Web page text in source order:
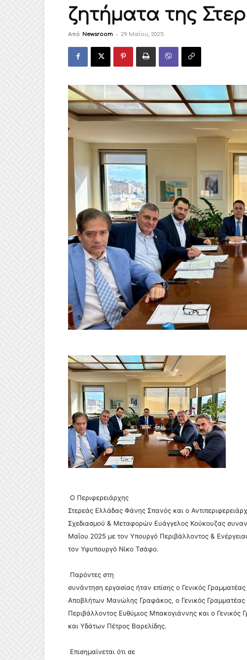
ζητήματα της
Από Newsroom - 29 Μαΐου, 2025
Ο Περιφερειάρχης
Στερεάς Ελλάδας Φάνης Σπανός και ο
Σχεδιασμού & Μεταφορών Ευάγγελος Κούκουζας
Μαΐου 2025 με τον Υπουργό Περιβάλλοντος &
τον Υφυπουργό Νίκο Τσάφο.
Παρόντες στη
συνάντηση εργασίας ήταν επίσης ο Γενικός Γραμματέας
Αποβλήτων Μανώλης Γραφάκος, ο Γενικός Γραμματέας
Περιβάλλοντος Ευθύμιος Μπακογιάννης και ο Γενικός
και Υδάτων Πέτρος Βαρελίδης.
Επισημαίνεται ότι σε